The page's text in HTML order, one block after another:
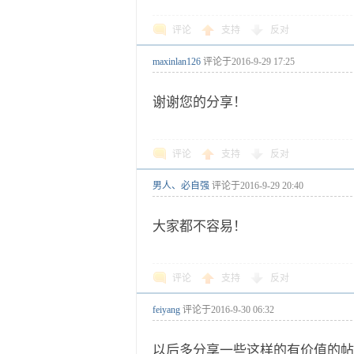
评论 支持 反对
maxinlan126 评论于2016-9-29 17:25
谢谢您的分享！
评论 支持 反对
男人、必自强 评论于2016-9-29 20:40
大家都不容易！
评论 支持 反对
feiyang 评论于2016-9-30 06:32
以后多分享一些这样的有价值的